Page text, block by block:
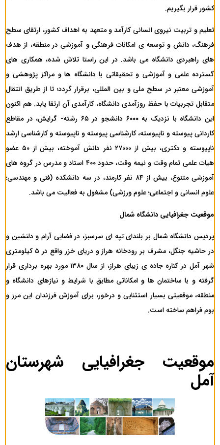
کشور قرار بگیریم.
تعلیم و تربیت نیروی انسانی کارآمد و متعهد به اهداف کشور، ارتقای سطح
فرهنگ، دانش و توسعه ی امکانات فرهنگی و آموزشی در منطقه، از هدف
های راهبردی دانشگاه می باشد. در این راستا تلاش شده، همکاری های
گسترده علمی و آموزشی و تحقیقاتی با دانشگاه ها و مراکز پژوهشی و
آموزشی معتبر در سطح ملی و بین المللی، برقرار گردد؛ تا از طریق انتقال
متقابل تجربیات با حفظ روزآمدی دانشگاه، کارآمدی آن ارتقا یابد. هم اکنون
این دانشگاه با نزدیک به ۶۰۰۰ دانشجو در ۶۵ رشته- گرایش، در مقاطع
کاردانی پیوسته و ناپیوسته، کارشناسی پیوسته و ناپیوسته و کارشناسی ارشد
ناپیوسته و دکتری، بیش از ۲۷۰۰۰ نفر دانش آموخته، بیش از ۵۰ عضو
هیات علمی تمام وقت و نیمه وقت، حدود ۴۰۰ استاد و مدرس در گروه های
آموزشی متنوع، بیش از ۸۴ نفر کارمند، در سه دانشکده (فنی و مهندسی؛
علوم انسانی و اجتماعی؛ علوم ورزشی) مشغول به فعالیت می باشد.
موقعیت جغرافیایی دانشگاه شمال
پردیس دانشگاه شمال بر بلندای تپه ای سرسبز، در فضایی آرام و دلنشین و
در حاشیه جنگل، مشرف بر رودخانه هراز و دریای خزر واقع در ۵ کیلومتری
شهر آمل در کناره جاده ی زیبای هراز، از سال ۱۳۸۰ مورد بهره برداری قرار
گرفته و با ساختمان ها و امکاناتی مطابق با شرایط و نیازهای دانشگاه و
منطقه، موقعیتی بسیار استثنایی و درخور، برای آموزش فرزندان این مرز و
بوم فراهم ساخته است.
موقعیت جغرافیایی شهرستان
آمل